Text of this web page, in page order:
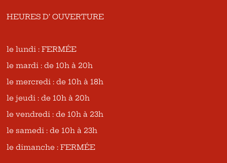
HEURES D’ OUVERTURE
le lundi : FERMÉE
le mardi : de 10h à 20h
le mercredi : de 10h à 18h
le jeudi : de 10h à 20h
le vendredi : de 10h à 23h
le samedi : de 10h à 23h
le dimanche : FERMÉE